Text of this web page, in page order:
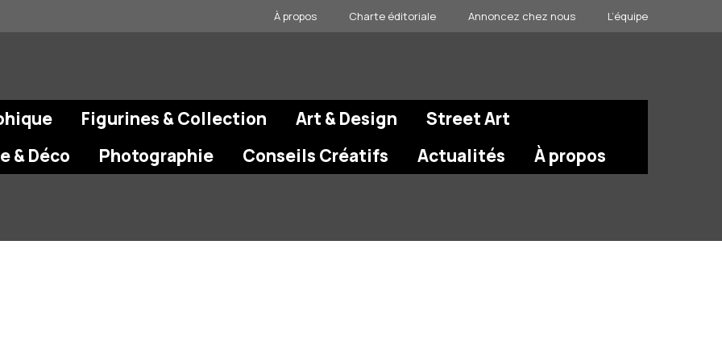
À propos Charte éditoriale Annoncez chez nous L’équipe
Figurines & Collection Art & Design
Street Art
& Déco
Photographie Conseils Créatifs Actualités À propos